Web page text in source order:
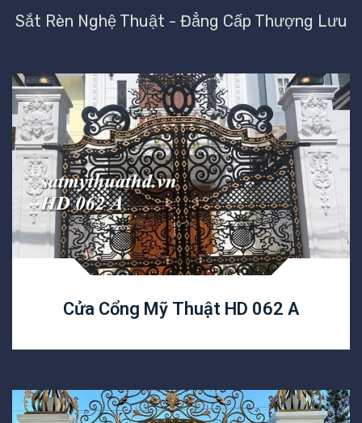
Sắt Rèn Nghệ Thuật - Đẳng Cấp Thượng Lưu
Cửa Cổng Mỹ Thuật HD 062 A